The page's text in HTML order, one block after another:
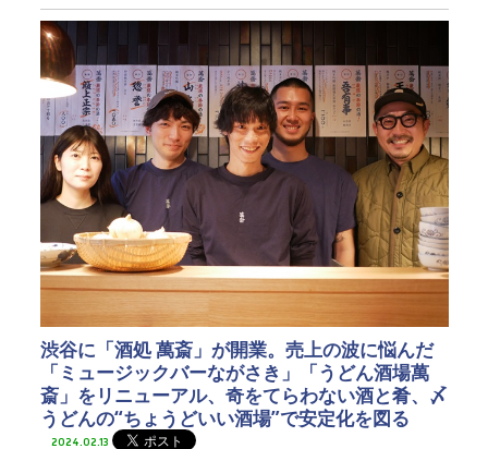
渋谷に「酒処 萬斎」が開業。売上の波に悩んだ
「ミュージックバーながさき」「うどん酒場萬
斎」をリニューアル、奇をてらわない酒と肴、〆
うどんの“ちょうどいい酒場”で安定化を図る
2024.02.13